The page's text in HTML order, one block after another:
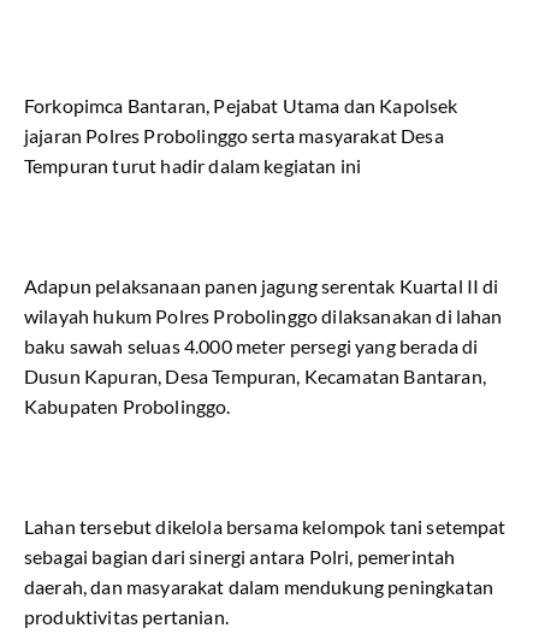
Forkopimca Bantaran, Pejabat Utama dan Kapolsek
jajaran Polres Probolinggo serta masyarakat Desa
Tempuran turut hadir dalam kegiatan ini
Adapun pelaksanaan panen jagung serentak Kuartal II di
wilayah hukum Polres Probolinggo dilaksanakan di lahan
baku sawah seluas 4.000 meter persegi yang berada di
Dusun Kapuran, Desa Tempuran, Kecamatan Bantaran,
Kabupaten Probolinggo.
Lahan tersebut dikelola bersama kelompok tani setempat
sebagai bagian dari sinergi antara Polri, pemerintah
daerah, dan masyarakat dalam mendukung peningkatan
produktivitas pertanian.